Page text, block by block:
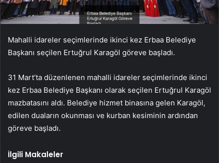
Mahalli idareler seçimlerinde ikinci kez Erbaa Belediye
Başkanı seçilen Ertuğrul Karagöl göreve başladı.
31 Mart’ta düzenlenen mahalli idareler seçimlerinde ikinci
kez Erbaa Belediye Başkanı olarak seçilen Ertuğrul Karagöl
mazbatasını aldı. Belediye hizmet binasına gelen Karagöl,
edilen duaların okunması ve kurban kesiminin ardından
göreve başladı.
İlgili Makaleler